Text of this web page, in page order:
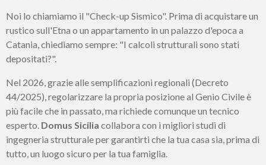
Noi lo chiamiamo il "Check-up Sismico". Prima di acquistare un
rustico sull'Etna o un appartamento in un palazzo d'epoca a
Catania, chiediamo sempre: "I calcoli strutturali sono stati
depositati?".
Nel 2026, grazie alle semplificazioni regionali (Decreto
44/2025), regolarizzare la propria posizione al Genio Civile è
più facile che in passato, ma richiede comunque un tecnico
esperto. Domus Sicilia collabora con i migliori studi di
ingegneria strutturale per garantirti che la tua casa sia, prima di
tutto, un luogo sicuro per la tua famiglia.